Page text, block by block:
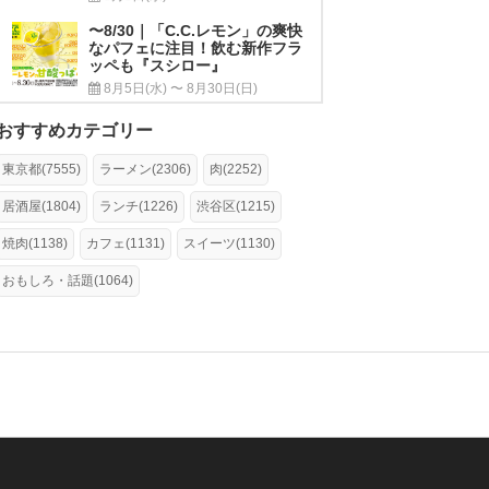
〜8/30｜「C.C.レモン」の爽快
なパフェに注目！飲む新作フラ
ッペも『スシロー』
8月5日(水) 〜 8月30日(日)
すすめカテゴリー
東京都(7555) ラーメン(2306) 肉(2252)
居酒屋(1804) ランチ(1226) 渋谷区(1215)
焼肉(1138) カフェ(1131) スイーツ(1130)
おもしろ・話題(1064)